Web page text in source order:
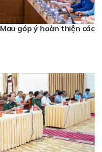
góp ý hoàn thiện các